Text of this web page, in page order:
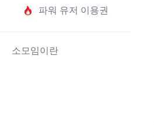
파워 유저 이용권
소모임이란